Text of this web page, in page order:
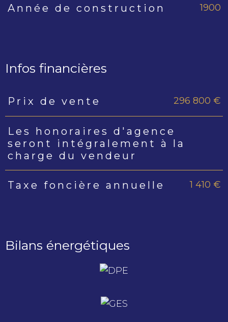
Année de construction 1900
Infos financières
Caractéristiques Valeurs
Prix de vente 296 800 €
Les honoraires d'agence
seront intégralement à la
charge du vendeur
Taxe foncière annuelle 1 410 €
Bilans énergétiques